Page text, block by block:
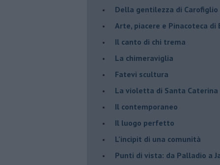
​Della gentilezza di Carofiglio
Arte, piacere e Pinacoteca di
​Il canto di chi trema
La chimeraviglia
​Fatevi scultura
​La violetta di Santa Caterina
​Il contemporaneo
​Il luogo perfetto
​L’incipit di una comunità
Punti di vista: da Palladio a